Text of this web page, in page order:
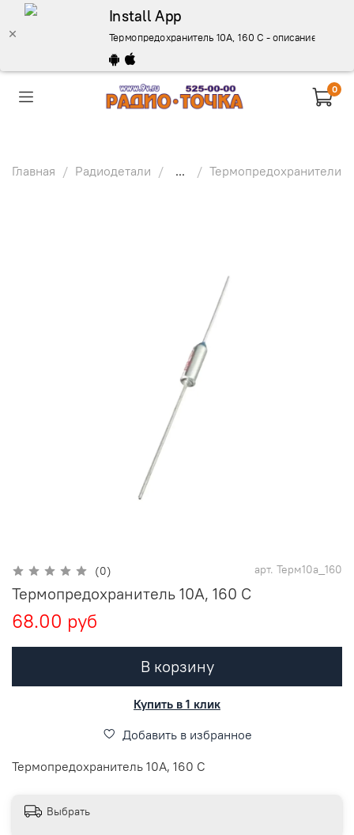
Install App
Термопредохранитель 10А, 160 С - описание,
0
Главная Радиодетали ... Термопредохранители
(0) арт. Терм10а_160
Термопредохранитель 10А, 160 С
68.00 руб
В корзину
Купить в 1 клик
Добавить в избранное
Термопредохранитель 10А, 160 С
Выбрать